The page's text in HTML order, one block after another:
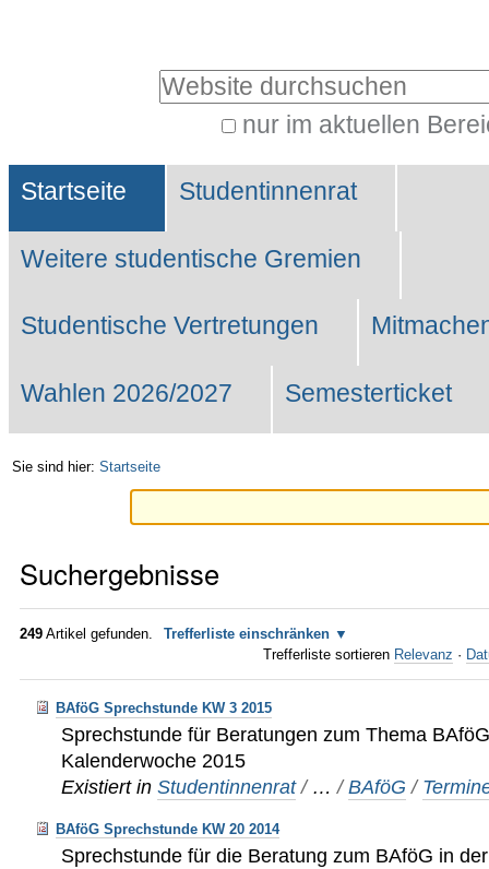
Website durchsuchen
nur im aktuellen
Suche…
Sektionen
Startseite Studentinnenrat
Weitere studentische Gremien
Studentische Vertretungen
Wahlen 2026/2027 Semesterticket
Sie sind hier: Startseite
Suchergebnisse
249 Artikel gefunden.
Trefferliste einschränken
Trefferliste sortieren Relevanz ·
BAföG Sprechstunde KW 3 2015
Sprechstunde für Beratungen zum Thema
Kalenderwoche 2015
Existiert in Studentinnenrat / …/BAföG /
BAföG Sprechstunde KW 20 2014
Sprechstunde für die Beratung zum BAföG in